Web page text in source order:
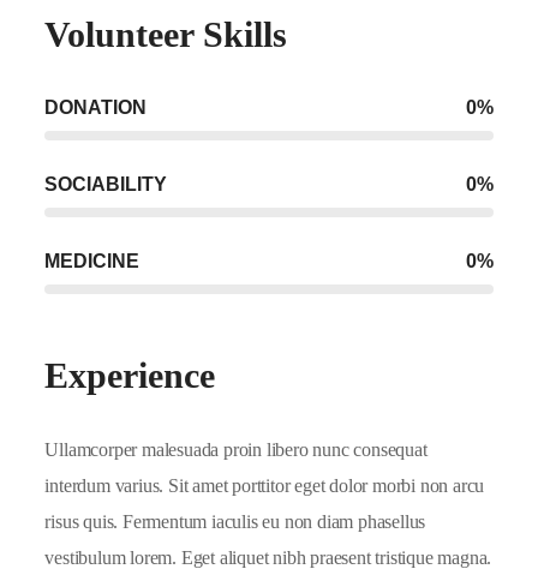
Volunteer Skills
DONATION 0%
SOCIABILITY 0%
MEDICINE 0%
Experience
Ullamcorper malesuada proin libero nunc consequat
interdum varius. Sit amet porttitor eget dolor morbi non arcu
risus quis. Fermentum iaculis eu non diam phasellus
vestibulum lorem. Eget aliquet nibh praesent tristique magna.